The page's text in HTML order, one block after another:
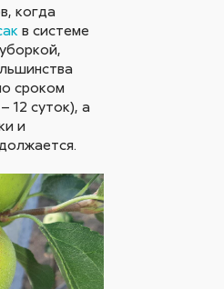
когда
в системе
сроком
12 суток), а
и